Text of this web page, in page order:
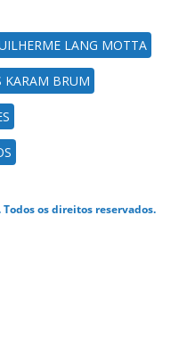
LANG MOTTA
KARAM BRUM
os direitos reservados.